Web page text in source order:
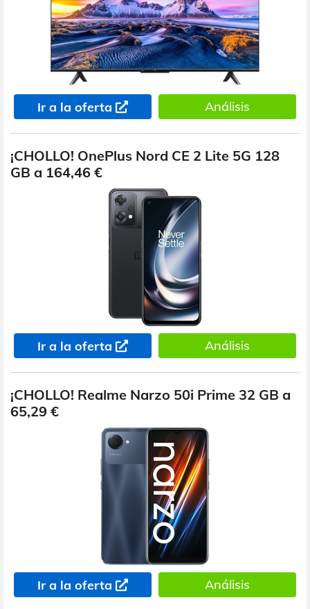
Ir a la oferta Análisis
¡CHOLLO! OnePlus Nord CE 2 Lite 5G 128
GB a 164,46 €
Ir a la oferta Análisis
¡CHOLLO! Realme Narzo 50i Prime 32 GB a
65,29 €
Ir a la oferta Análisis